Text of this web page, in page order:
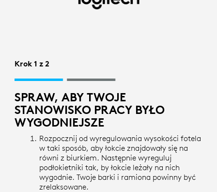
KONFIGURACJA
LOGITECH
Krok 1 z 2
SPRAW, ABY TWOJE
STANOWISKO PRACY BYŁO
WYGODNIEJSZE
Rozpocznij od wyregulowania wysokości fotela
w taki sposób, aby łokcie znajdowały się na
równi z biurkiem. Następnie wyreguluj
podłokietniki tak, by łokcie leżały na nich
wygodnie. Twoje barki i ramiona powinny być
zrelaksowane.